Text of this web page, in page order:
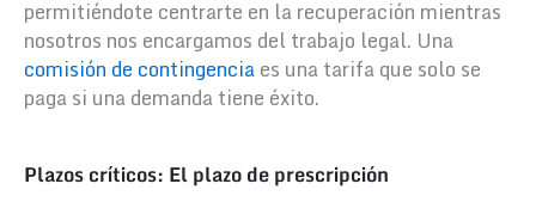
permitiéndote centrarte en la recuperación mientras
nosotros nos encargamos del trabajo legal. Una
comisión de contingenciaes una tarifa que solo se
paga si una demanda tiene éxito.
Plazos críticos: El plazo de prescripción